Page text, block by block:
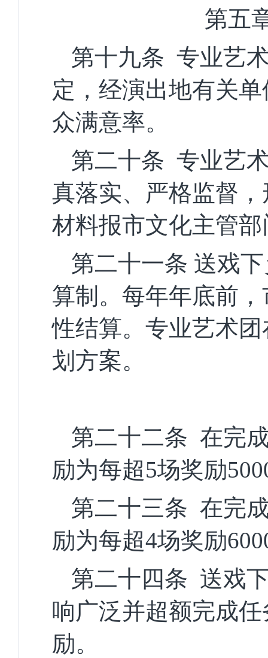
第五
第十九条 专业艺
定， 经演出地有关
众满意率。
第二十条 专业艺
真落实、严格监督
材料报市文化主管部
第二十一条 送戏
算制。 每年年底前
性结算。专业艺术
划方案。
第二十二条 在完
励为每超5场奖励
第二十三条 在完
励为每超4场奖励6
第二十四条 送戏
响广泛并超额完成
励。